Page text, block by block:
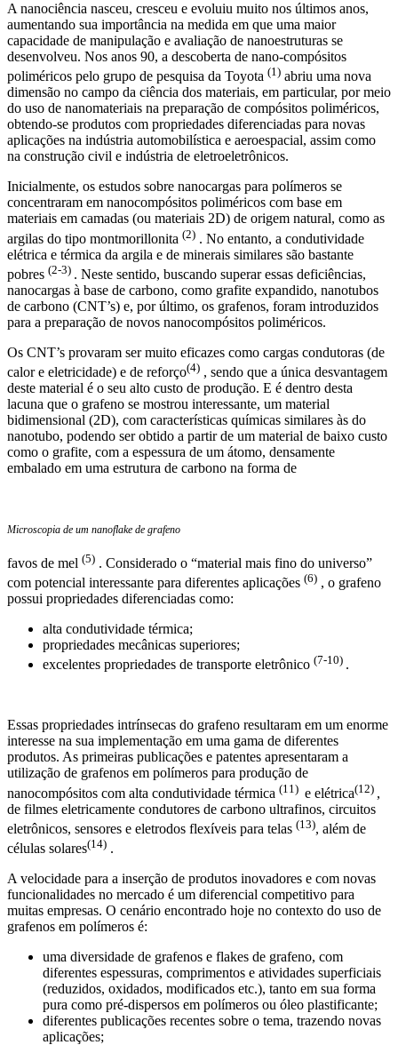
A nanociência nasceu, cresceu e evoluiu muito nos últimos anos,
aumentando sua importância na medida em que uma maior
capacidade de manipulação e avaliação de nanoestruturas se
desenvolveu. Nos anos 90, a descoberta de nano-compósitos
poliméricos pelo grupo de pesquisa da Toyota (1) abriu uma nova
dimensão no campo da ciência dos materiais, em particular, por meio
do uso de nanomateriais na preparação de compósitos poliméricos,
obtendo-se produtos com propriedades diferenciadas para novas
aplicações na indústria automobilística e aeroespacial, assim como
na construção civil e indústria de eletroeletrônicos.
Inicialmente, os estudos sobre nanocargas para polímeros se
concentraram em nanocompósitos poliméricos com base em
materiais em camadas (ou materiais 2D) de origem natural, como as
argilas do tipo montmorillonita (2) . No entanto, a condutividade
elétrica e térmica da argila e de minerais similares são bastante
pobres (2-3) . Neste sentido, buscando superar essas deficiências,
nanocargas à base de carbono, como grafite expandido, nanotubos
de carbono (CNT’s) e, por último, os grafenos, foram introduzidos
para a preparação de novos nanocompósitos poliméricos.
Os CNT’s provaram ser muito eficazes como cargas condutoras (de
calor e eletricidade) e de reforço(4) , sendo que a única desvantagem
deste material é o seu alto custo de produção. E é dentro desta
lacuna que o grafeno se mostrou interessante, um material
bidimensional (2D), com características químicas similares às do
nanotubo, podendo ser obtido a partir de um material de baixo custo
como o grafite, com a espessura de um átomo, densamente
embalado em uma estrutura de carbono na forma de
Microscopia de um nanoflake de grafeno
favos de mel (5) . Considerado o “material mais fino do universo”
com potencial interessante para diferentes aplicações (6) , o grafeno
possui propriedades diferenciadas como:
alta condutividade térmica;
propriedades mecânicas superiores;
excelentes propriedades de transporte eletrônico (7-10) .
Essas propriedades intrínsecas do grafeno resultaram em um enorme
interesse na sua implementação em uma gama de diferentes
produtos. As primeiras publicações e patentes apresentaram a
utilização de grafenos em polímeros para produção de
nanocompósitos com alta condutividade térmica (11) e elétrica(12) ,
de filmes eletricamente condutores de carbono ultrafinos, circuitos
eletrônicos, sensores e eletrodos flexíveis para telas (13), além de
células solares(14) .
A velocidade para a inserção de produtos inovadores e com novas
funcionalidades no mercado é um diferencial competitivo para
muitas empresas. O cenário encontrado hoje no contexto do uso de
grafenos em polímeros é:
uma diversidade de grafenos e flakes de grafeno, com
diferentes espessuras, comprimentos e atividades superficiais
(reduzidos, oxidados, modificados etc.), tanto em sua forma
pura como pré-dispersos em polímeros ou óleo plastificante;
diferentes publicações recentes sobre o tema, trazendo novas
aplicações;